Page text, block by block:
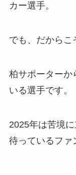
カー選手。
でも、だからこ
柏サポーターか
いる選手です。
2025年は苦境
待っているファ